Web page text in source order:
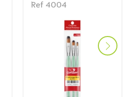
Ref 4004